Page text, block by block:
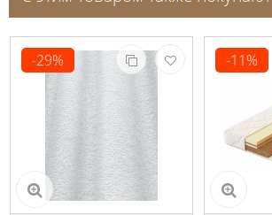
-29% -11%